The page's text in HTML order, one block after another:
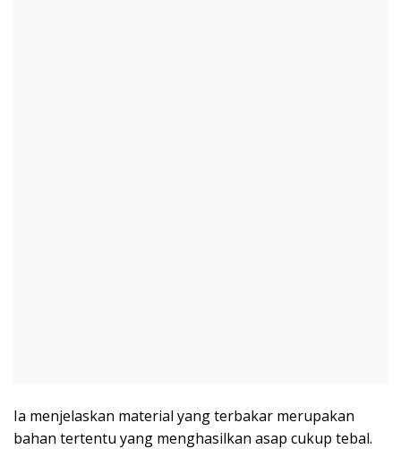
Ia menjelaskan material yang terbakar merupakan
bahan tertentu yang menghasilkan asap cukup tebal.